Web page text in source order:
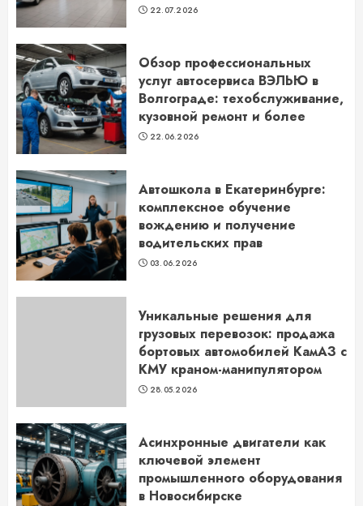
22.07.2026
Обзор профессиональных
услуг автосервиса ВЭЛЬЮ в
Волгограде: техобслуживание,
кузовной ремонт и более
22.06.2026
Автошкола в Екатеринбурге:
комплексное обучение
вождению и получение
водительских прав
03.06.2026
Уникальные решения для
грузовых перевозок: продажа
бортовых автомобилей КамАЗ с
КМУ краном-манипулятором
28.05.2026
Асинхронные двигатели как
ключевой элемент
промышленного оборудования
в Новосибирске